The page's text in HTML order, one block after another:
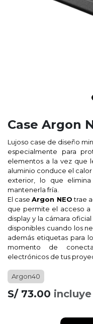
Case Argon
Lujoso case de diseño
especialmente para
elementos a la vez que
aluminio conduce el
exterior, lo que
mantenerla fría.
El caseArgon NEOtrae
que permite el acceso a
display y la cámara
disponibles cuando los
además etiquetas para
momento de
electrónicos de tus
Argon40
S/ 73.00 incluye